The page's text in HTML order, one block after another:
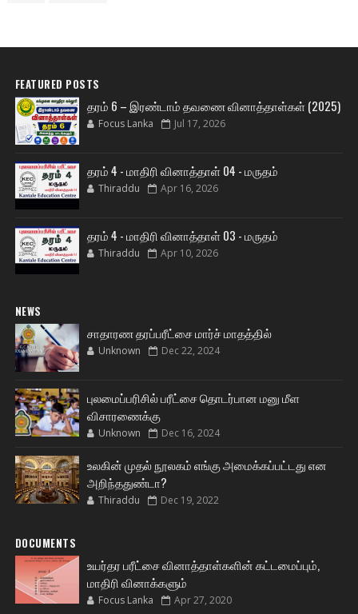
FEATURED POSTS
தரம் 6 – இரண்டாம் தவணை வினாத்தாள்கள் (2025)
Focus Lanka Jul 17, 2026
தரம் 4 - மாதிரி வினாத்தாள் 04 - மருதம்
Thiraddu Apr 16, 2026
தரம் 4 - மாதிரி வினாத்தாள் 03 - மருதம்
Thiraddu Apr 10, 2026
NEWS
சாதாரண தரப்பரீட்சை மார்ச் மாதத்தில்
Unknown Dec 22, 2024
புலமைப்பரிசில் பரீட்சை தொடர்பான மனு மீள
விசாரணைக்கு
Unknown Dec 16, 2024
உலகின் முதல் நூலகம் எங்கு அமைக்கப்பட்டது என
அறிந்ததுண்டா?
Thiraddu Dec 19, 2022
DOCUMENTS
உயர்தர பரீட்சை வினாத்தாள்களின் கட்டமைப்பும்,
மாதிரி வினாக்களும்
Focus Lanka Apr 27, 2020